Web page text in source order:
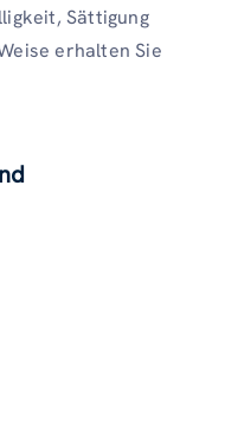
Sättigung
erhalten Sie